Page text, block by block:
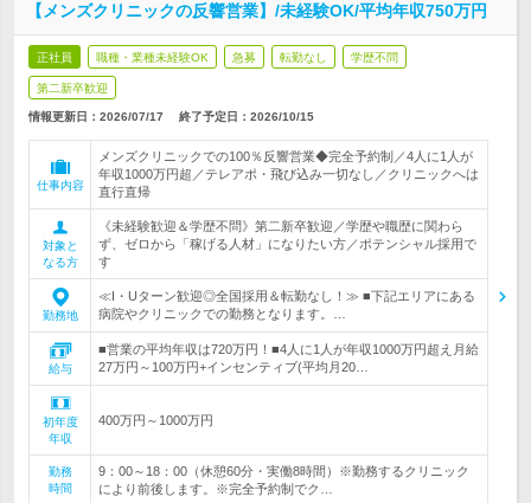
【メンズクリニックの反響営業】/未経験OK/平均年収750万円
正社員 職種・業種未経験OK 急募 転勤なし 学歴不問
第二新卒歓迎
情報更新日：2026/07/17 終了予定日： 2026/10/15
仕事内容
メンズクリニックでの100％反響営業◆完全予約制／4人に1人が
年収1000万円超／テレアポ・飛び込み一切なし／クリニックへは
直行直帰
対象と
なる方
《未経験歓迎＆学歴不問》第二新卒歓迎／学歴や職歴に関わら
ず、ゼロから「稼げる人材」になりたい方／ポテンシャル採用で
す
勤務地
≪I・Uターン歓迎◎全国採用＆転勤なし！≫ ■下記エリアにある
病院やクリニックでの勤務となります。…
給与
■営業の平均年収は720万円！■4人に1人が年収1000万円超え月給
27万円～100万円+インセンティブ(平均月20…
初年度
年収
400万円～1000万円
勤務
時間
9：00～18：00（休憩60分・実働8時間）※勤務するクリニック
により前後します。※完全予約制でク…